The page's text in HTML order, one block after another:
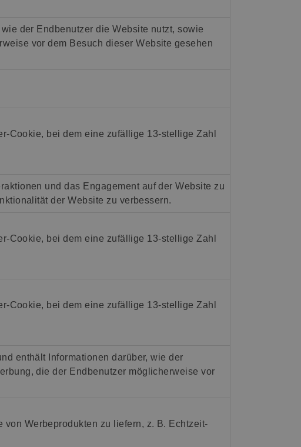
der Endbenutzer die Website nutzt, sowie
vor dem Besuch dieser Website gesehen
Cookie, bei dem eine zufällige 13-stellige Zahl
und das Engagement auf der Website zu
der Website zu verbessern.
Cookie, bei dem eine zufällige 13-stellige Zahl
Cookie, bei dem eine zufällige 13-stellige Zahl
enthält Informationen darüber, wie der
die der Endbenutzer möglicherweise vor
Werbeprodukten zu liefern, z. B. Echtzeit-